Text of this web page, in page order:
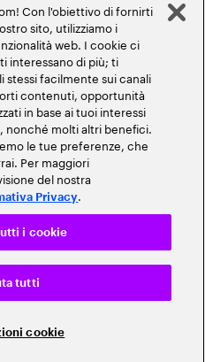
Con l'obiettivo di fornirti
sito, utilizziamo i
web. I cookie ci
interessano di più; ti
facilmente sui canali
contenuti, opportunità
in base ai tuoi interessi
nonché molti altri benefici.
le tue preferenze, che
Per maggiori
del nostra
Privacy.
cookie
tutti
i cookie